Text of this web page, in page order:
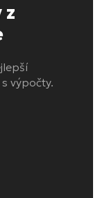
z
výpočty.